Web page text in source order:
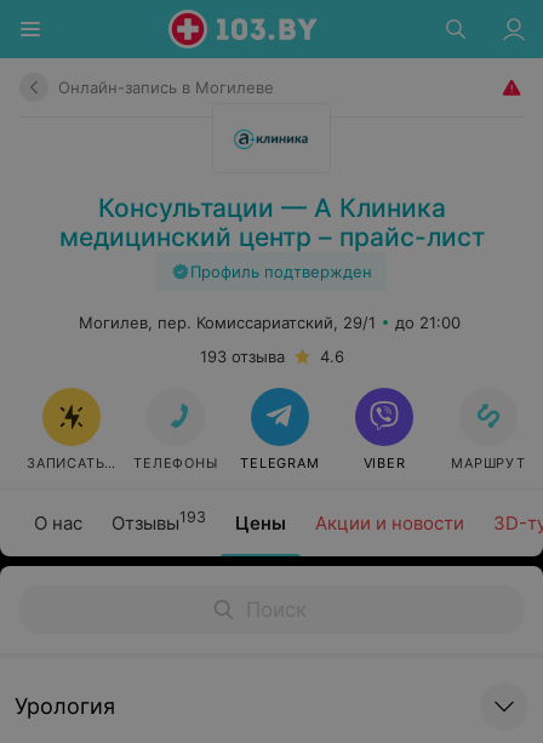
Онлайн-запись в Могилеве
Консультации — А Клиника
медицинский центр – прайс-лист
Профиль подтвержден
О нас Отзывы193 Цены Акции и новости 3D-
Могилев, пер. Комиссариатский, 29/1
до 21:00
193 отзыва
4.6
ЗАПИСАТЬСЯ ТЕЛЕФОНЫ TELEGRAM VIBER МАРШРУТ
Урология